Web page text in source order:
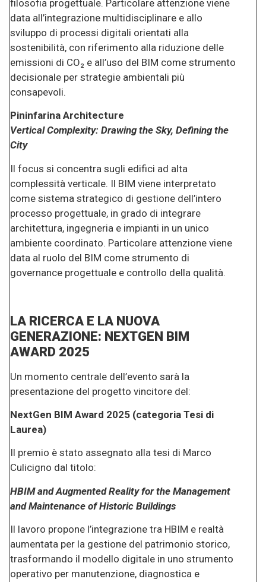
filosofia progettuale. Particolare attenzione viene
data all’integrazione multidisciplinare e allo
sviluppo di processi digitali orientati alla
sostenibilità, con riferimento alla riduzione delle
emissioni di CO₂ e all’uso del BIM come strumento
decisionale per strategie ambientali più
consapevoli.
Pininfarina Architecture
Vertical Complexity: Drawing the Sky, Defining the
City
Il focus si concentra sugli edifici ad alta
complessità verticale. Il BIM viene interpretato
come sistema strategico di gestione dell’intero
processo progettuale, in grado di integrare
architettura, ingegneria e impianti in un unico
ambiente coordinato. Particolare attenzione viene
data al ruolo del BIM come strumento di
governance progettuale e controllo della qualità.
LA RICERCA E LA NUOVA
GENERAZIONE: NEXTGEN BIM
AWARD 2025
Un momento centrale dell’evento sarà la
presentazione del progetto vincitore del:
NextGen BIM Award 2025 (categoria Tesi di
Laurea)
Il premio è stato assegnato alla tesi di Marco
Culicigno dal titolo:
HBIM and Augmented Reality for the Management
and Maintenance of Historic Buildings
Il lavoro propone l’integrazione tra HBIM e realtà
aumentata per la gestione del patrimonio storico,
trasformando il modello digitale in uno strumento
operativo per manutenzione, diagnostica e